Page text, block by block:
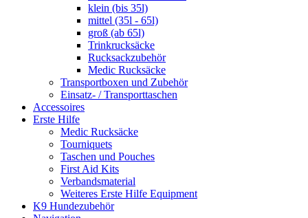
klein (bis 35l)
mittel (35l - 65l)
groß (ab 65l)
Trinkrucksäcke
Rucksackzubehör
Medic Rucksäcke
Transportboxen und Zubehör
Einsatz- / Transporttaschen
Accessoires
Erste Hilfe
Medic Rucksäcke
Tourniquets
Taschen und Pouches
First Aid Kits
Verbandsmaterial
Weiteres Erste Hilfe Equipment
K9 Hundezubehör